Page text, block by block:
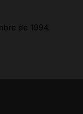
de 1994.